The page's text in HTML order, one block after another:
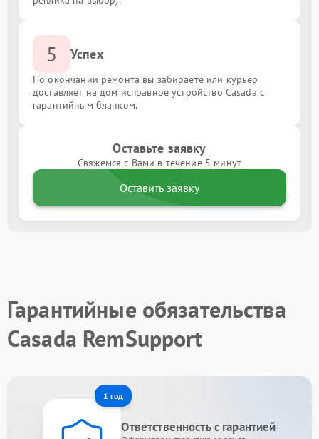
5 Успех
По окончании ремонта вы забираете или курьер
доставляет на дом исправное устройство Casada с
гарантийным бланком.
Оставьте заявку
Свяжемся с Вами в течение 5 минут
Оставить заявку
Гарантийные обязательства
Casada RemSupport
1 год
Ответственность с гарантией